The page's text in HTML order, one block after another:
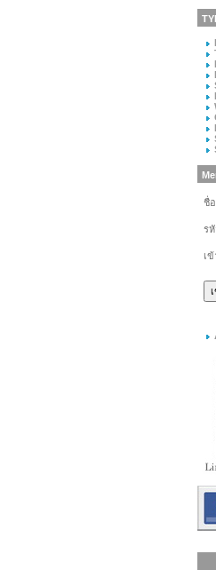
ชื่
ร
เ